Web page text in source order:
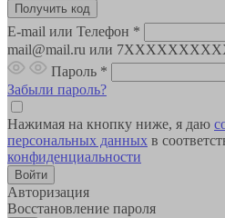
E-mail или Телефон *
mail@mail.ru или
Пароль *
Забыли пароль?
Нажимая на кнопку ниже, я даю
персональных данных в
конфиденциальности
Авторизация
Восстановление пароля